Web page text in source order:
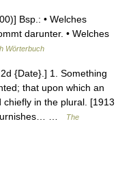
Bsp.: • Welches
darunter. • Welches
Wörterbuch
{Date}.] 1. Something
that upon which an
in the plural. [1913
furnishes… …
The